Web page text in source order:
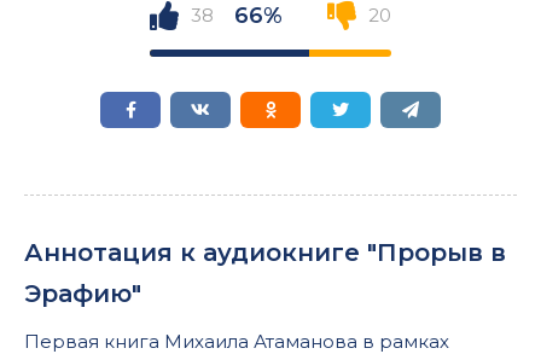
38 66% 20
Аннотация к аудиокниге "Прорыв в
Эрафию"
Первая книга Михаила Атаманова в рамках